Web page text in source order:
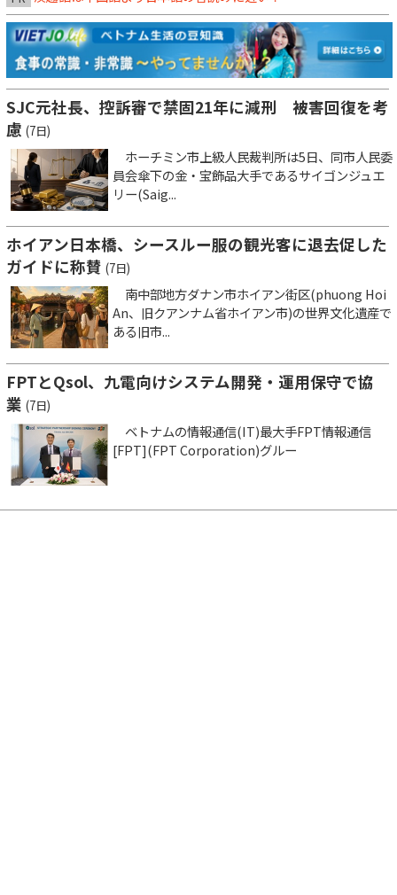
SJC元社長、控訴審で禁固21年に減刑 被害回復を考
慮 (7日)
ホーチミン市上級人民裁判所は5日、同市人民委
員会傘下の金・宝飾品大手であるサイゴンジュエ
リー(Saig...
ホイアン日本橋、シースルー服の観光客に退去促した
ガイドに称賛 (7日)
南中部地方ダナン市ホイアン街区(phuong Hoi
An、旧クアンナム省ホイアン市)の世界文化遺産で
ある旧市...
FPTとQsol、九電向けシステム開発・運用保守で協
業 (7日)
ベトナムの情報通信(IT)最大手FPT情報通信
[FPT](FPT Corporation)グルー